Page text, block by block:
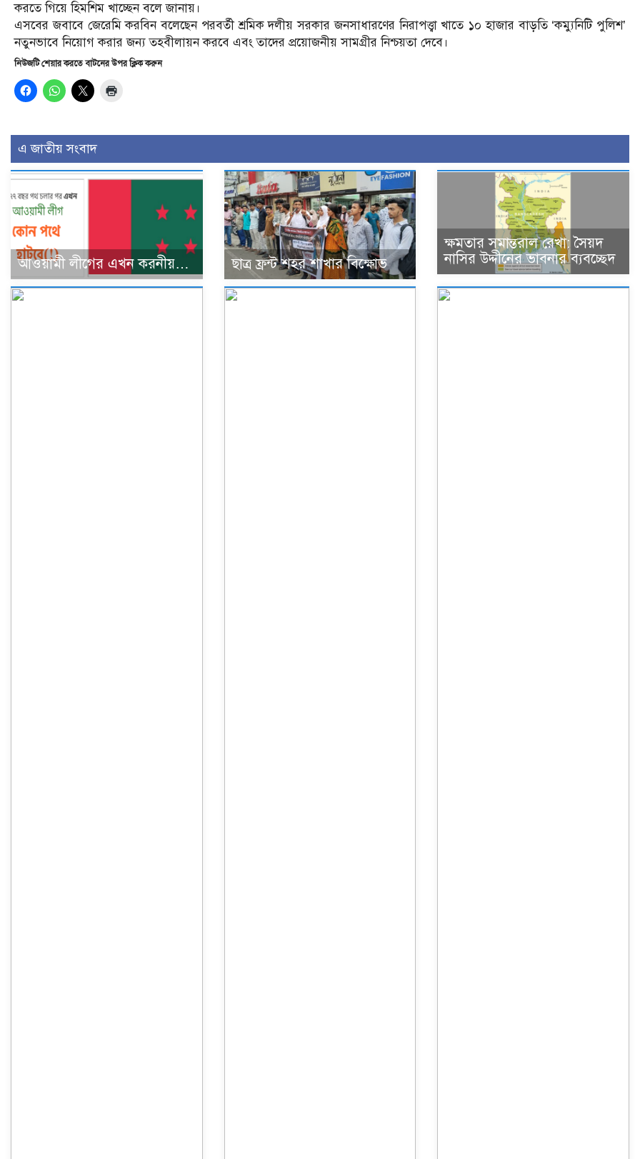
করতে গিয়ে হিমশিম খাচ্ছেন বলে জানায়।
এসবের জবাবে জেরেমি করবিন বলেছেন পরবর্তী শ্রমিক দলীয় সরকার জনসাধারণের নিরাপত্ত্বা খাতে ১০ হাজার বাড়তি ‘কম্যুনিটি পুলিশ’
নতুনভাবে নিয়োগ করার জন্য তহবীলায়ন করবে এবং তাদের প্রয়োজনীয় সামগ্রীর নিশ্চয়তা দেবে।
নিউজটি শেয়ার করতে বাটনের উপর ক্লিক করুন
এ জাতীয় সংবাদ
আওয়ামী লীগের এখন করনীয়… ছাত্র ফ্রন্ট শহর শাখার বিক্ষোভ
ক্ষমতার সমান্তরাল রেখা: সৈয়দ
নাসির উদ্দীনের ভাবনার ব্যবচ্ছেদ